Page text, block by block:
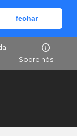
fechar
Sobre nós